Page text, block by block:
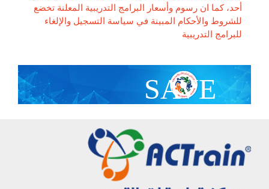
أحد، كما ان رسوم وأسعار البرامج التدريبية المعلنة تخضع
للشروط والأحكام المبينة في سياسة التسجيل والإلغاء
للبرامج التدريبية
SAVE